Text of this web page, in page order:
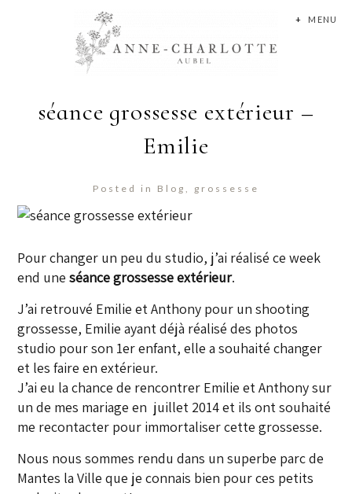
MENU
+
séance grossesse extérieur –
Emilie
Posted in Blog , grossesse
Pour changer un peu du studio, j’ai réalisé ce week
end uneséance grossesse extérieur.
J’ai retrouvé Emilie et Anthony pour un shooting
grossesse, Emilie ayant déjà réalisé des photos
studio pour son 1er enfant, elle a souhaité changer
et les faire en extérieur.
J’ai eu la chance de rencontrer Emilie et Anthony sur
un de mes mariage en juillet 2014 et ils ont souhaité
me recontacter pour immortaliser cette grossesse.
Nous nous sommes rendu dans un superbe parc de
Mantes la Ville que je connais bien pour ces petits